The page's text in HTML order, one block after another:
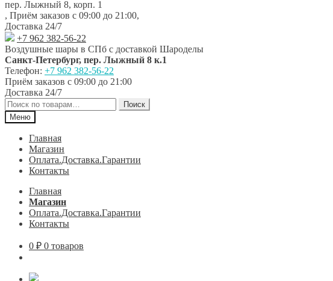
навигации
содержимому
пер. Лыжный 8, корп. 1
, Приём заказов с 09:00 до 21:00,
Доставка 24/7
+7 962 382-56-22
Воздушные шары в СПб с доставкой Шароделы
Санкт-Петербург, пер. Лыжный 8 к.1
Телефон: +7 962 382-56-22
Приём заказов с 09:00 до 21:00
Доставка 24/7
Искать:
Поиск
Меню
Главная
Магазин
Оплата.Доставка.Гарантии
Контакты
Главная
Магазин
Оплата.Доставка.Гарантии
Контакты
0 ₽ 0 товаров